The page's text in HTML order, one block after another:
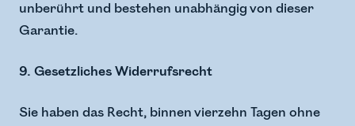
unberührt und bestehen unabhängig von dieser
Garantie.
9. Gesetzliches Widerrufsrecht
Sie haben das Recht, binnen vierzehn Tagen ohne